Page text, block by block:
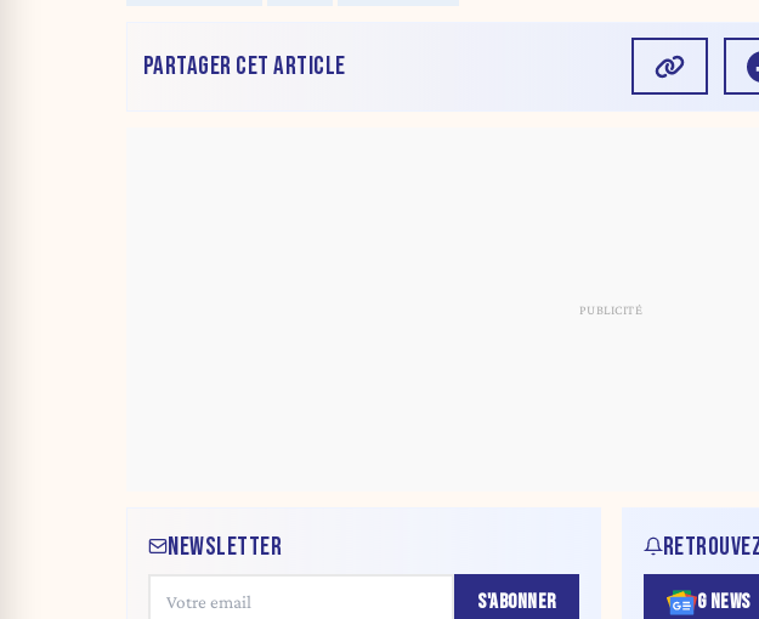
PARTAGER CET ARTICLE
NEWSLETTER
S'ABONNER G NEWS